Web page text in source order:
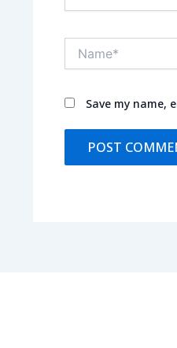
Save my name,